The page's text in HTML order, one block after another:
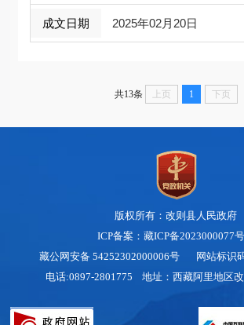
2025年02月20日
共13条 上页 1 下页
版权所有：改则县人民政府
ICP备案：藏ICP备2023000077
藏公网安备 54252302000006号网站标识码
电话:0897-2801775 地址：西藏阿里地区